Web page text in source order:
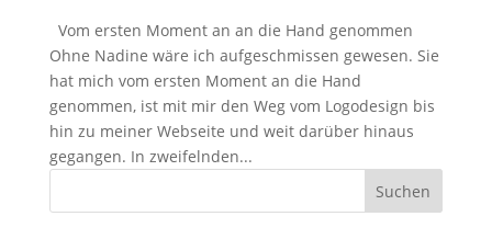
Vom ersten Moment an an die Hand genommen
Ohne Nadine wäre ich aufgeschmissen gewesen. Sie
hat mich vom ersten Moment an die Hand
genommen, ist mit mir den Weg vom Logodesign bis
hin zu meiner Webseite und weit darüber hinaus
gegangen. In zweifelnden...
Suchen